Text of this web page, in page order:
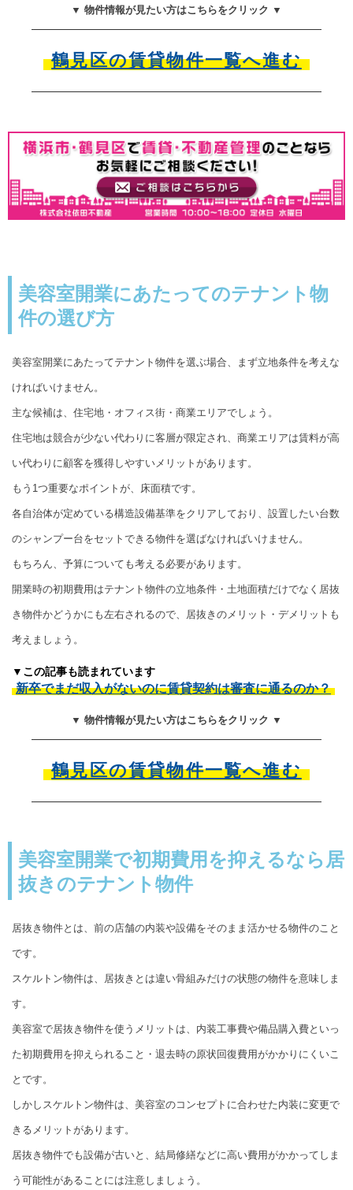
▼ 物件情報が見たい方はこちらをクリック ▼
鶴見区の賃貸物件一覧へ進む
美容室開業にあたってのテナント物
件の選び方
美容室開業にあたってテナント物件を選ぶ場合、まず立地条件を考えな
ければいけません。
主な候補は、住宅地・オフィス街・商業エリアでしょう。
住宅地は競合が少ない代わりに客層が限定され、商業エリアは賃料が高
い代わりに顧客を獲得しやすいメリットがあります。
もう1つ重要なポイントが、床面積です。
各自治体が定めている構造設備基準をクリアしており、設置したい台数
のシャンプー台をセットできる物件を選ばなければいけません。
もちろん、予算についても考える必要があります。
開業時の初期費用はテナント物件の立地条件・土地面積だけでなく居抜
き物件かどうかにも左右されるので、居抜きのメリット・デメリットも
考えましょう。
▼この記事も読まれています
新卒でまだ収入がないのに賃貸契約は審査に通るのか？
▼ 物件情報が見たい方はこちらをクリック ▼
鶴見区の賃貸物件一覧へ進む
美容室開業で初期費用を抑えるなら居
抜きのテナント物件
居抜き物件とは、前の店舗の内装や設備をそのまま活かせる物件のこと
です。
スケルトン物件は、居抜きとは違い骨組みだけの状態の物件を意味しま
す。
美容室で居抜き物件を使うメリットは、内装工事費や備品購入費といっ
た初期費用を抑えられること・退去時の原状回復費用がかかりにくいこ
とです。
しかしスケルトン物件は、美容室のコンセプトに合わせた内装に変更で
きるメリットがあります。
居抜き物件でも設備が古いと、結局修繕などに高い費用がかかってしま
う可能性があることには注意しましょう。